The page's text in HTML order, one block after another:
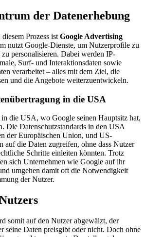
der Datenerhebung
Prozess ist Google Advertising
nutzt Google-Dienste, um Nutzerprofile zu
personalisieren. Dabei werden IP-
Surf- und Interaktionsdaten sowie
verarbeitet – alles mit dem Ziel, die
und die Angebote weiterzuentwickeln.
in die USA
die USA, wo Google seinen Hauptsitz hat,
Die Datenschutzstandards in den USA
der Europäischen Union, und US-
auf die Daten zugreifen, ohne dass Nutzer
Schritte einleiten könnten. Trotz
sich Unternehmen wie Google auf ihr
umgehen damit oft die Notwendigkeit
der Nutzer.
somit auf den Nutzer abgewälzt, der
seine Daten preisgibt oder nicht. Doch ohne